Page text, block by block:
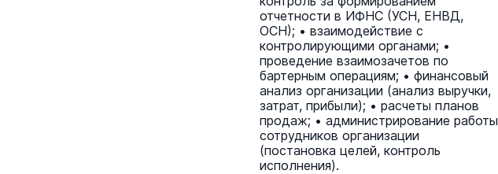
отчетности в ИФНС (УСН, ЕНВД,
ОСН); • взаимодействие с
контролирующими органами; •
проведение взаимозачетов по
бартерным операциям; • финансовый
анализ организации (анализ выручки,
затрат, прибыли); • расчеты планов
продаж; • администрирование работы
сотрудников организации
(постановка целей, контроль
исполнения).